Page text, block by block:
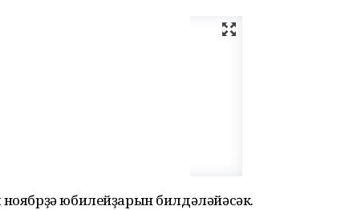
юбилейҙарын билдәләйәсәк.